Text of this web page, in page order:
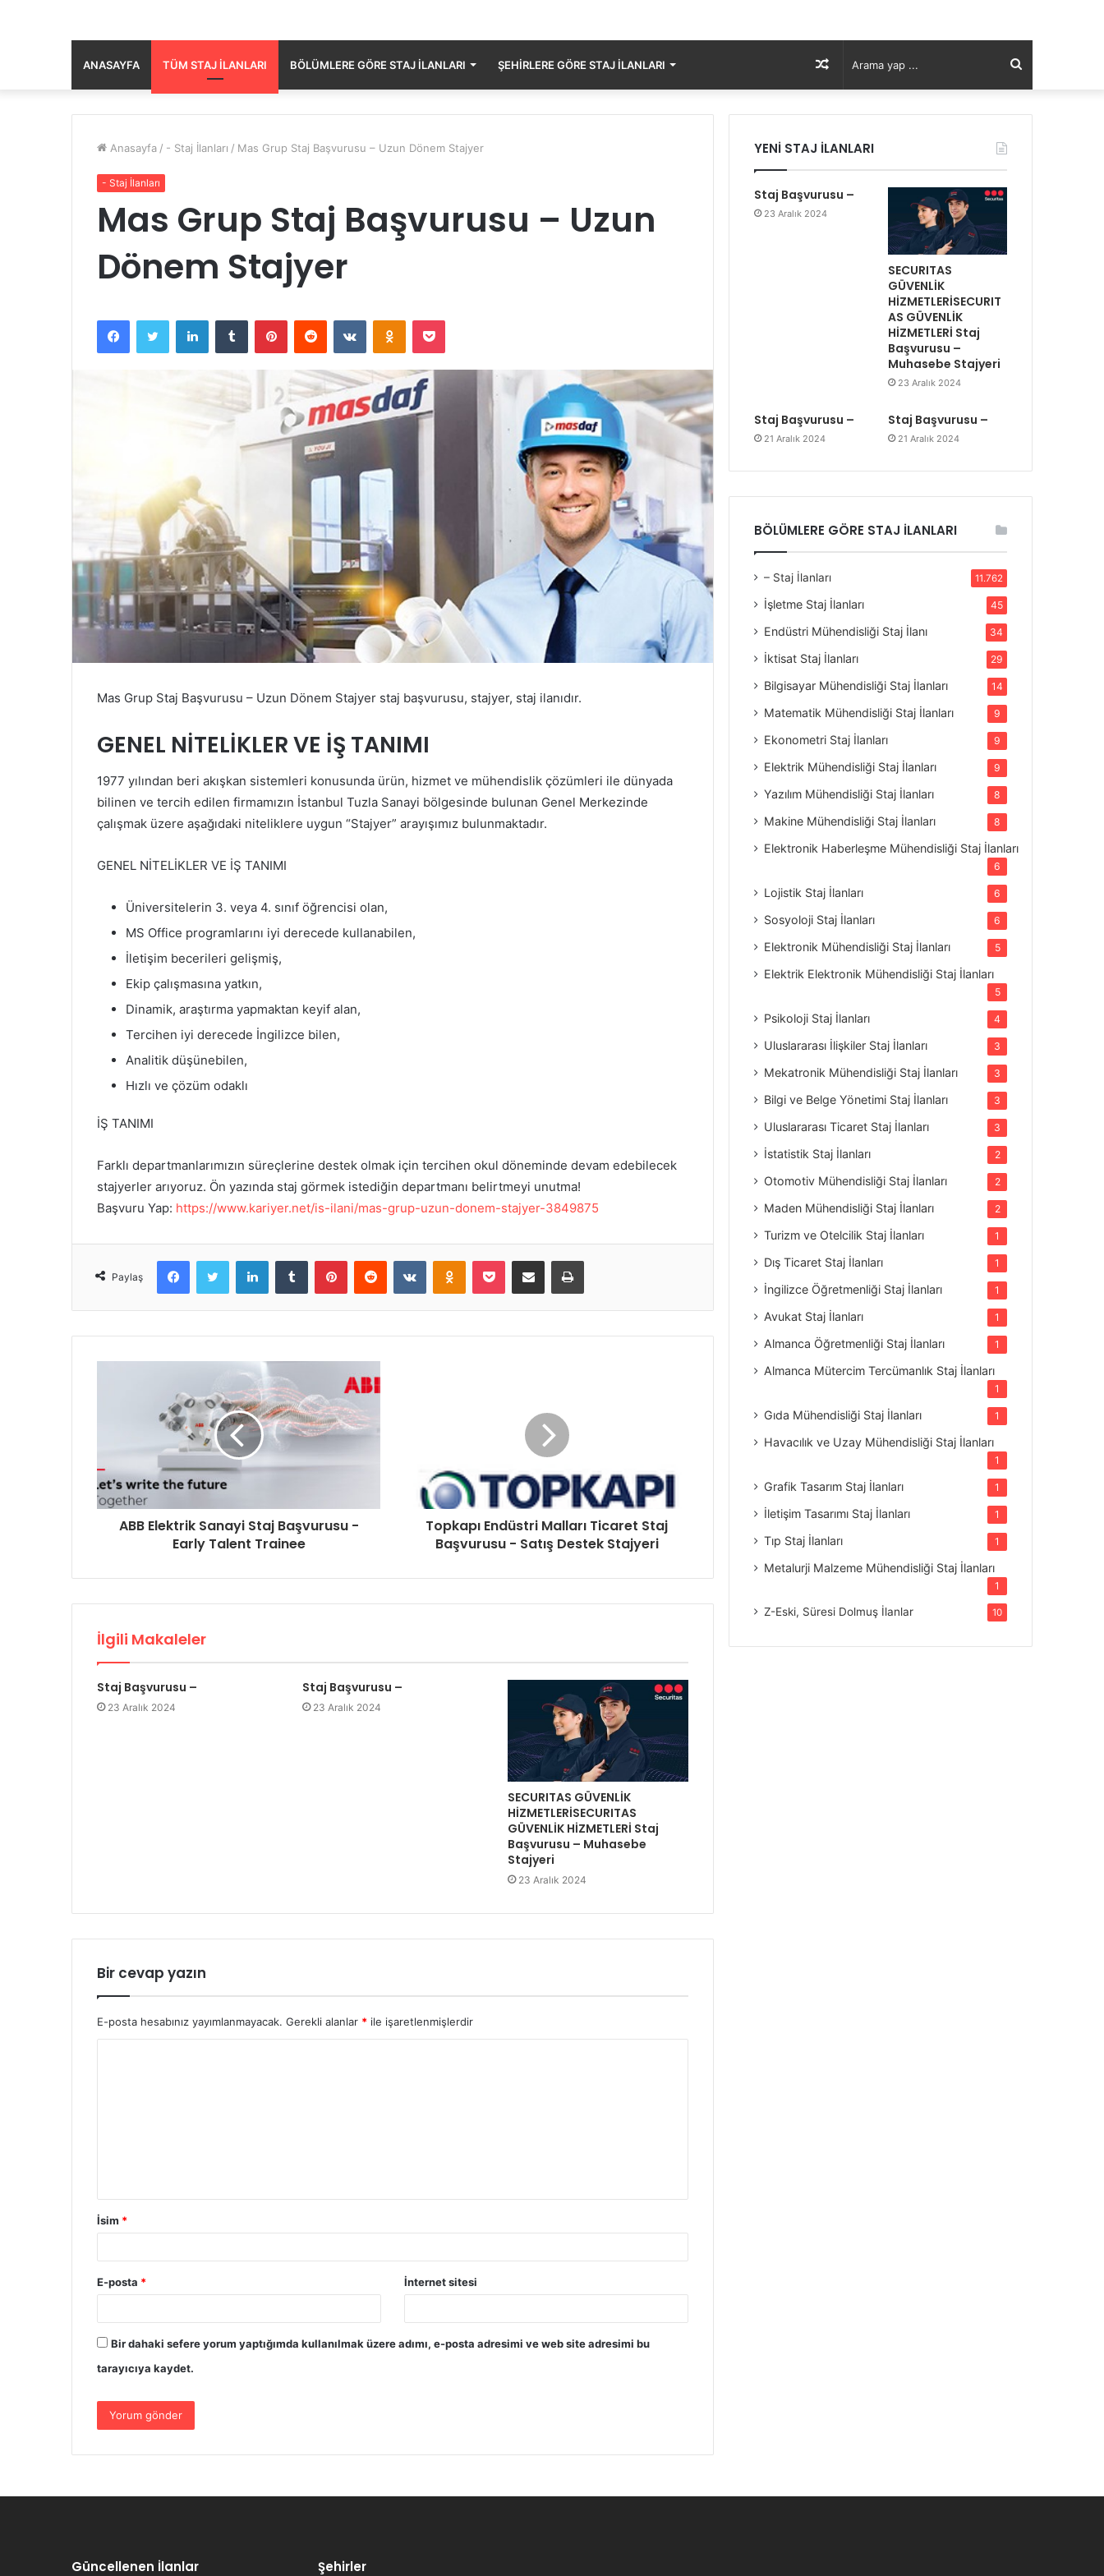
ANASAYFA TÜM STAJ İLANLARI BÖLÜMLERE GÖRE STAJ İLANLARI ŞEHIRLERE GÖRE STAJ İLANLARI
yap
Rastgele
Makale
Anasayfa / - Staj İlanları / Mas Grup Staj Başvurusu – Uzun Dönem Stajyer
- Staj İlanları
Mas Grup Staj Başvurusu – Uzun
Dönem Stajyer
Mas Grup Staj Başvurusu – Uzun Dönem Stajyer staj başvurusu, stajyer, staj ilanıdır.
GENEL NİTELİKLER VE İŞ TANIMI
1977 yılından beri akışkan sistemleri konusunda ürün, hizmet ve mühendislik çözümleri ile dünyada
bilinen ve tercih edilen firmamızın İstanbul Tuzla Sanayi bölgesinde bulunan Genel Merkezinde
çalışmak üzere aşağıdaki niteliklere uygun “Stajyer” arayışımız bulunmaktadır.
GENEL NİTELİKLER VE İŞ TANIMI
Üniversitelerin 3. veya 4. sınıf öğrencisi olan,
MS Office programlarını iyi derecede kullanabilen,
İletişim becerileri gelişmiş,
Ekip çalışmasına yatkın,
Dinamik, araştırma yapmaktan keyif alan,
Tercihen iyi derecede İngilizce bilen,
Analitik düşünebilen,
Hızlı ve çözüm odaklı
İŞ TANIMI
Farklı departmanlarımızın süreçlerine destek olmak için tercihen okul döneminde devam edebilecek
stajyerler arıyoruz. Ön yazında staj görmek istediğin departmanı belirtmeyi unutma!
Başvuru Yap: https://www.kariyer.net/is-ilani/mas-grup-uzun-donem-stajyer-3849875
Paylaş
ABB Elektrik Sanayi Staj Başvurusu -
Early Talent Trainee
Topkapı Endüstri Malları Ticaret Staj
Başvurusu - Satış Destek Stajyeri
İlgili Makaleler
Staj Başvurusu –
23 Aralık 2024
Staj Başvurusu –
23 Aralık 2024
SECURITAS GÜVENLİK
HİZMETLERİSECURITAS
GÜVENLİK HİZMETLERİ Staj
Başvurusu – Muhasebe
Stajyeri
23 Aralık 2024
Bir cevap yazın
E-posta hesabınız yayımlanmayacak. Gerekli alanlar * ile işaretlenmişlerdir
İsim *
E-posta * İnternet sitesi
Bir dahaki sefere yorum yaptığımda kullanılmak üzere adımı, e-posta adresimi ve web site adresimi bu
tarayıcıya kaydet.
YENİ STAJ İLANLARI
Staj Başvurusu –
23 Aralık 2024
SECURITAS
GÜVENLİK
HİZMETLERİSECURIT
AS GÜVENLİK
HİZMETLERİ Staj
Başvurusu –
Muhasebe Stajyeri
23 Aralık 2024
Staj Başvurusu –
21 Aralık 2024
Staj Başvurusu –
21 Aralık 2024
BÖLÜMLERE GÖRE STAJ İLANLARI
– Staj İlanları 11.762
İşletme Staj İlanları 45
Endüstri Mühendisliği Staj İlanı 34
İktisat Staj İlanları 29
Bilgisayar Mühendisliği Staj İlanları 14
Matematik Mühendisliği Staj İlanları 9
Ekonometri Staj İlanları 9
Elektrik Mühendisliği Staj İlanları 9
Yazılım Mühendisliği Staj İlanları 8
Makine Mühendisliği Staj İlanları 8
Elektronik Haberleşme Mühendisliği Staj İlanları
6
Lojistik Staj İlanları 6
Sosyoloji Staj İlanları 6
Elektronik Mühendisliği Staj İlanları 5
Elektrik Elektronik Mühendisliği Staj İlanları
5
Psikoloji Staj İlanları 4
Uluslararası İlişkiler Staj İlanları 3
Mekatronik Mühendisliği Staj İlanları 3
Bilgi ve Belge Yönetimi Staj İlanları 3
Uluslararası Ticaret Staj İlanları 3
İstatistik Staj İlanları 2
Otomotiv Mühendisliği Staj İlanları 2
Maden Mühendisliği Staj İlanları 2
Turizm ve Otelcilik Staj İlanları 1
Dış Ticaret Staj İlanları 1
İngilizce Öğretmenliği Staj İlanları 1
Avukat Staj İlanları 1
Almanca Öğretmenliği Staj İlanları 1
Almanca Mütercim Tercümanlık Staj İlanları
1
Gıda Mühendisliği Staj İlanları 1
Havacılık ve Uzay Mühendisliği Staj İlanları
1
Grafik Tasarım Staj İlanları 1
İletişim Tasarımı Staj İlanları 1
Tıp Staj İlanları 1
Metalurji Malzeme Mühendisliği Staj İlanları
1
Z-Eski, Süresi Dolmuş İlanlar 10
Güncellenen İlanlar Şehirler